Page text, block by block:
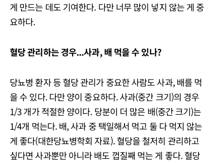
게 만드는 데도 기여한다. 다만 너무 많이 넣지 않는 게 중
요하다.
혈당 관리하는 경우...사과, 배 먹을 수 있나?
당뇨병 환자 등 혈당 관리가 중요한 사람도 사과, 배를 먹
을 수 있다. 다만 양이 중요하다. 사과(중간 크기)의 경우
1/3 개가 적절한 양이다. 당분이 더 많은 배(중간 크기)는
1/4개 먹는다. 배, 사과 중 택일해서 먹고 둘 다 먹지 않는
게 좋다(대한당뇨병학회 자료). 혈당을 철저히 관리하고
싶다면 사과뿐만 아니라 배도 껍질째 먹는 게 좋다. 혈당